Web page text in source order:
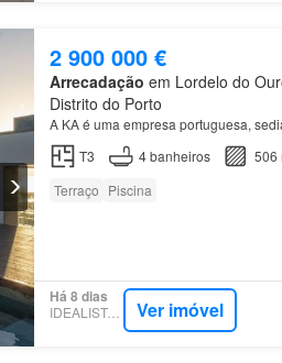
2 900 000 €
Arrecadação em Lordelo do
Distrito do Porto
A KA é uma empresa portuguesa,
T3
4banheiros
506
Terraço Piscina
Há 8 dias
IDEALISTA.PT Ver imóvel